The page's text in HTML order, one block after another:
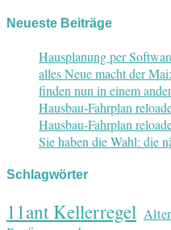
Neueste Beiträge
Hausplanung per
alles Neue macht der
finden nun in einem
Hausbau-Fahrplan
Hausbau-Fahrplan
Sie haben die Wahl: die
Schlagwörter
11ant Kellerregel